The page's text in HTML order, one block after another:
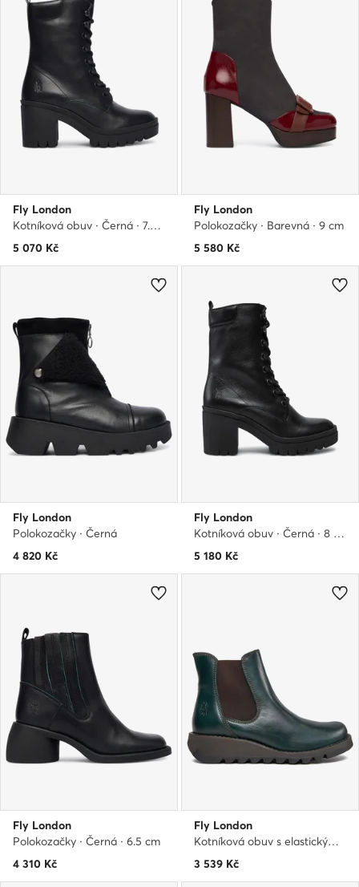
Fly London
Kotníková obuv · Černá · 7.5 cm
5 070 Kč
Fly London
Polokozačky · Barevná · 9 cm
5 580 Kč
Fly London
Polokozačky · Černá
4 820 Kč
Fly London
Kotníková obuv · Černá · 8 cm
5 180 Kč
Fly London
Polokozačky · Černá · 6.5 cm
4 310 Kč
Fly London
Kotníková obuv s elastickým prvkem · Zelená
3 539 Kč